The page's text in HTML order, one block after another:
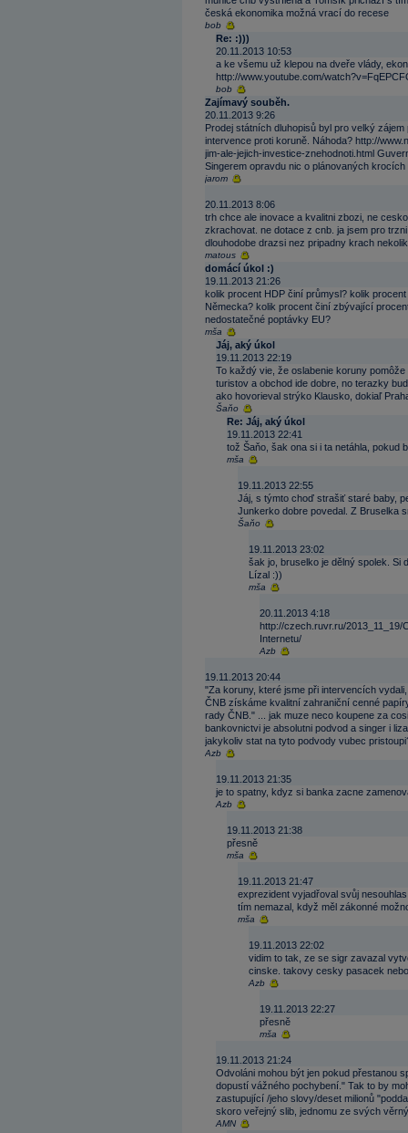
česká ekonomika možná vrací do recese
bob
Re: :)))
20.11.2013 10:53
a ke všemu už klepou na dveře vlády,
http://www.youtube.com/
bob
Zajímavý souběh.
20.11.2013 9:26
Prodej státních dluhopisů byl pro velký
intervence proti koruně. Náhoda? http://
jim-ale-jejich-investice-znehodnoti.html
Singerem opravdu nic o plánovaných
jarom
20.11.2013 8:06
trh chce ale inovace a kvalitni zbozi, ne
zkrachovat. ne dotace z cnb. ja jsem pro
dlouhodobe drazsi nez pripadny krach
matous
domácí úkol :)
19.11.2013 21:26
kolik procent HDP činí průmysl? kolik
Německa? kolik procent činí zbývající
nedostatečné poptávky EU?
mša
Jáj, aký úkol
19.11.2013 22:19
To každý vie, že oslabenie koruny
turistov a obchod ide dobre, no terazky
ako hovorieval strýko Klausko, dokiaľ
Šaňo
Re: Jáj, aký úkol
19.11.2013 22:41
tož Šaňo, šak ona si i ta netáhla, pokud
mša
19.11.2013 22:55
Jáj, s týmto choď strašiť staré baby,
Junkerko dobre povedal. Z Bruselka
Šaňo
19.11.2013 23:02
šak jo, bruselko je dělný spolek. Si
Lízal :))
mša
20.11.2013 4:18
http://czech.ruvr.ru/
Internetu/
Azb
19.11.2013 20:44
"Za koruny, které jsme při intervencích
ČNB získáme kvalitní zahraniční cenné
rady ČNB." ... jak muze neco koupene za
bankovnictvi je absolutni podvod a singer i
jakykoliv stat na tyto podvody vubec
Azb
19.11.2013 21:35
je to spatny, kdyz si banka zacne
Azb
19.11.2013 21:38
přesně
mša
19.11.2013 21:47
exprezident vyjadřoval svůj
tím nemazal, když měl zákonné
mša
19.11.2013 22:02
vidim to tak, ze se sigr zavazal
cinske. takovy cesky pasacek
Azb
19.11.2013 22:27
přesně
mša
19.11.2013 21:24
Odvoláni mohou být jen pokud přestanou
dopustí vážného pochybení." Tak to by
zastupující /jeho slovy/deset milionů
skoro veřejný slib, jednomu ze svých
AMN